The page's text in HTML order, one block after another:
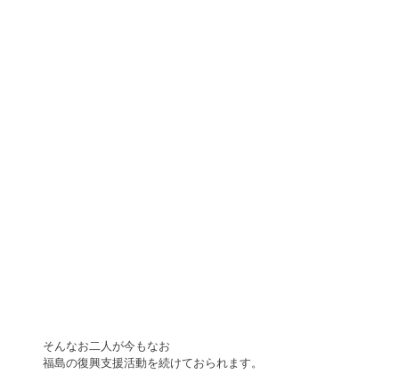
そんなお二人が今もなお
福島の復興支援活動を続けておられます。